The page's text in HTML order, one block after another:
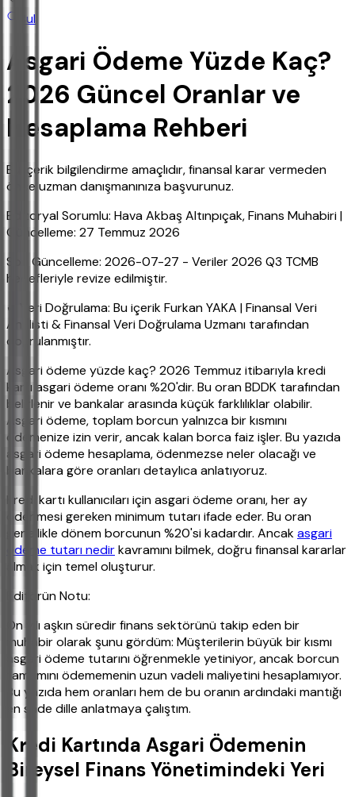
Bul
Asgari Ödeme Yüzde Kaç?
2026 Güncel Oranlar ve
Hesaplama Rehberi
Bu içerik bilgilendirme amaçlıdır, finansal karar vermeden
önce uzman danışmanınıza başvurunuz.
Editoryal Sorumlu: Hava Akbaş Altınpıçak, Finans Muhabiri |
Güncelleme: 27 Temmuz 2026
Son Güncelleme: 2026-07-27 - Veriler 2026 Q3 TCMB
hedefleriyle revize edilmiştir.
✔ Veri Doğrulama: Bu içerik Furkan YAKA | Finansal Veri
Analisti & Finansal Veri Doğrulama Uzmanı tarafından
doğrulanmıştır.
Asgari ödeme yüzde kaç? 2026 Temmuz itibarıyla kredi
kartı asgari ödeme oranı %20'dir. Bu oran BDDK tarafından
belirlenir ve bankalar arasında küçük farklılıklar olabilir.
Asgari ödeme, toplam borcun yalnızca bir kısmını
ödemenize izin verir, ancak kalan borca faiz işler. Bu yazıda
asgari ödeme hesaplama, ödenmezse neler olacağı ve
bankalara göre oranları detaylıca anlatıyoruz.
Kredi kartı kullanıcıları için asgari ödeme oranı, her ay
ödenmesi gereken minimum tutarı ifade eder. Bu oran
genellikle dönem borcunun %20'si kadardır. Ancakasgari
ödeme tutarı nedirkavramını bilmek, doğru finansal kararlar
almak için temel oluşturur.
Editörün Notu:
On yılı aşkın süredir finans sektörünü takip eden bir
muhabir olarak şunu gördüm: Müşterilerin büyük bir kısmı
asgari ödeme tutarını öğrenmekle yetiniyor, ancak borcun
tamamını ödememenin uzun vadeli maliyetini hesaplamıyor.
Bu yazıda hem oranları hem de bu oranın ardındaki mantığı
en sade dille anlatmaya çalıştım.
Kredi Kartında Asgari Ödemenin
Bireysel Finans Yönetimindeki Yeri